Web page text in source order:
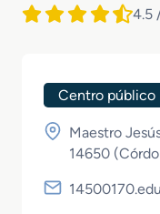
4.5
Centro público
Maestro
14650 (